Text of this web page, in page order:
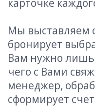
карточке
Мы выставляем
бронирует
Вам нужно лишь
чего с Вами
менеджер,
сформирует